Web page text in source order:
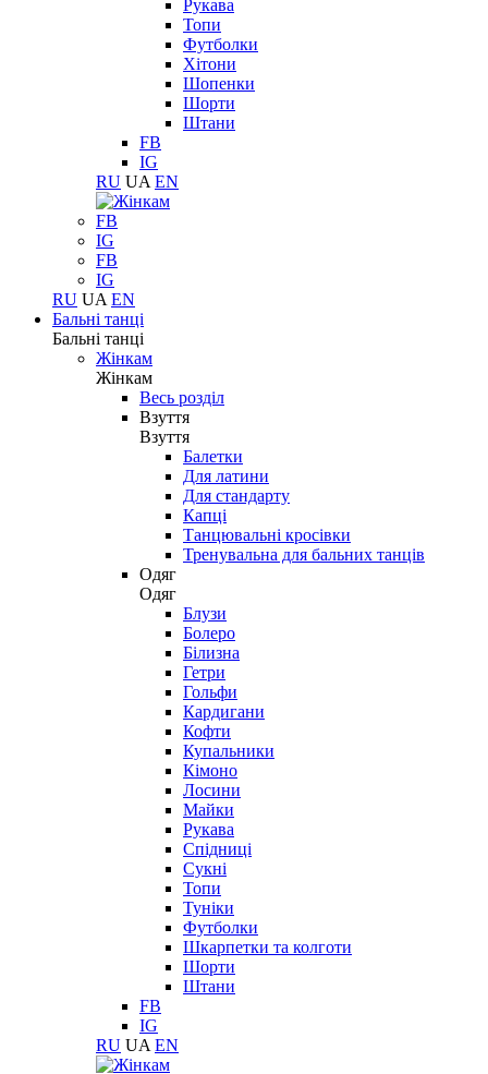
Рукава
Топи
Футболки
Хітони
Шопенки
Шорти
Штани
FB
IG
RU UA EN
FB
IG
FB
IG
RU UA EN
Бальні танці
Бальні танці
Жінкам
Жінкам
Весь розділ
Взуття
Взуття
Балетки
Для латини
Для стандарту
Капці
Танцювальні кросівки
Тренувальна для бальних танців
Одяг
Одяг
Блузи
Болеро
Білизна
Гетри
Гольфи
Кардигани
Кофти
Купальники
Кімоно
Лосини
Майки
Рукава
Спідниці
Сукні
Топи
Туніки
Футболки
Шкарпетки та колготи
Шорти
Штани
FB
IG
RU UA EN